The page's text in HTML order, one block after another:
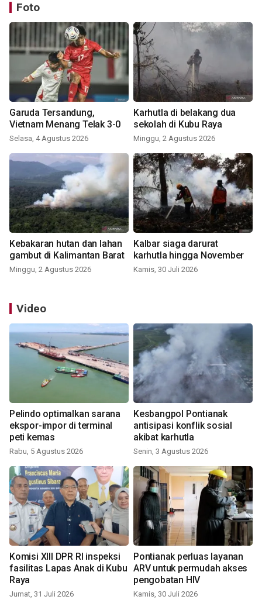
Foto
Garuda Tersandung,
Vietnam Menang Telak 3-0
Selasa, 4 Agustus 2026
Karhutla di belakang dua
sekolah di Kubu Raya
Minggu, 2 Agustus 2026
Kebakaran hutan dan lahan
gambut di Kalimantan Barat
Minggu, 2 Agustus 2026
Kalbar siaga darurat
karhutla hingga November
Kamis, 30 Juli 2026
Video
Pelindo optimalkan sarana
ekspor-impor di terminal
peti kemas
Rabu, 5 Agustus 2026
Kesbangpol Pontianak
antisipasi konflik sosial
akibat karhutla
Senin, 3 Agustus 2026
Komisi XIII DPR RI inspeksi
fasilitas Lapas Anak di Kubu
Raya
Jumat, 31 Juli 2026
Pontianak perluas layanan
ARV untuk permudah akses
pengobatan HIV
Kamis, 30 Juli 2026